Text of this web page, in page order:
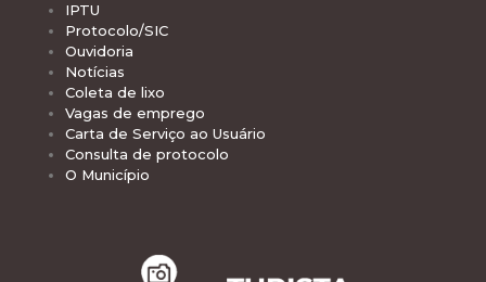
IPTU
Protocolo/SIC
Ouvidoria
Notícias
Coleta de lixo
Vagas de emprego
Carta de Serviço ao Usuário
Consulta de protocolo
O Município